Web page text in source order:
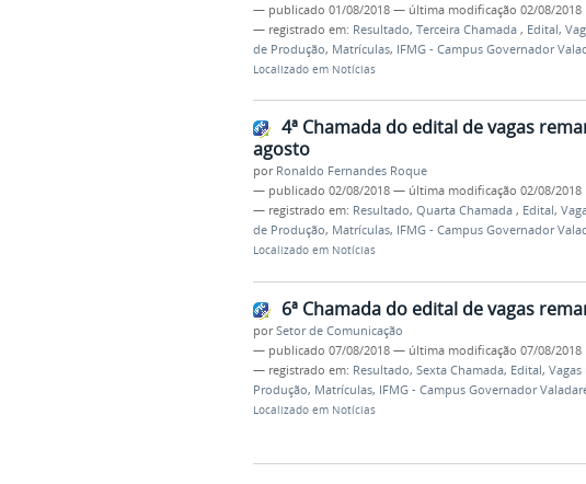
— publicado 01/08/2018 — última modificação 02/08/2018
— registrado em: Resultado, Terceira Chamada , Edital,
de Produção, Matrículas, IFMG - Campus Governador
Localizado em Notícias
4ª Chamada do edital de vagas
agosto
por Ronaldo Fernandes Roque
— publicado 02/08/2018 — última modificação 02/08/2018
— registrado em: Resultado, Quarta Chamada , Edital,
de Produção, Matrículas, IFMG - Campus Governador
Localizado em Notícias
6ª Chamada do edital de vagas
porSetor de Comunicação
— publicado 07/08/2018 — última modificação 07/08/2018
— registrado em: Resultado, Sexta Chamada, Edital, Vagas
Produção, Matrículas, IFMG - Campus Governador
Localizado em Notícias